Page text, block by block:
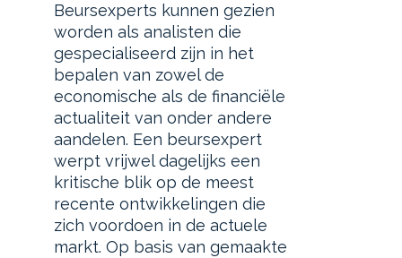
Beursexperts kunnen gezien
worden als analisten die
gespecialiseerd zijn in het
bepalen van zowel de
economische als de financiële
actualiteit van onder andere
aandelen. Een beursexpert
werpt vrijwel dagelijks een
kritische blik op de meest
recente ontwikkelingen die
zich voordoen in de actuele
markt. Op basis van gemaakte